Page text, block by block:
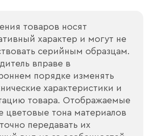
товаров носят
характер и могут не
серийным образцам.
вправе в
порядке изменять
характеристики и
товара. Отображаемые
цветовые тона материалов
передавать их